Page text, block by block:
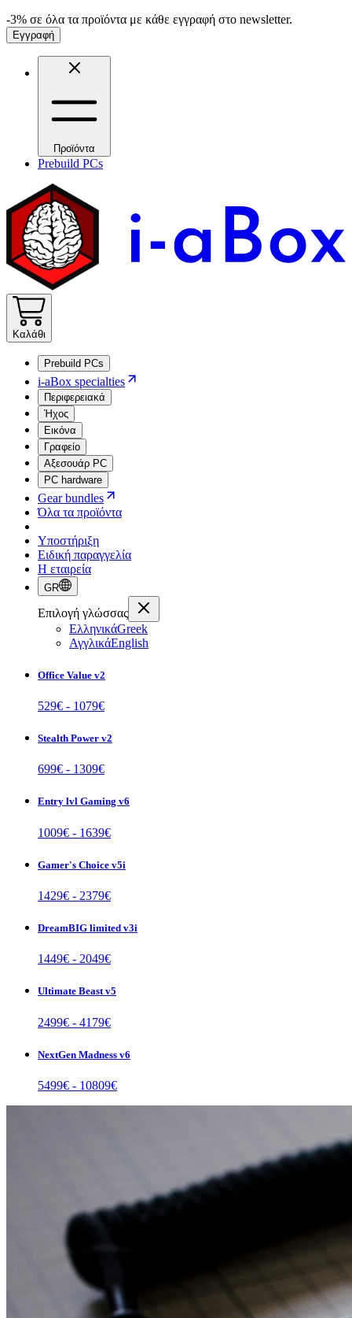
-3% σε όλα τα προϊόντα με κάθε εγγραφή στο newsletter.
Εγγραφή
Προϊόντα
Prebuild PCs
Καλάθι
Prebuild PCs
i-aBox specialties
Περιφερειακά
Ήχος
Εικόνα
Γραφείο
Αξεσουάρ PC
PC hardware
Gear bundles
Όλα τα προϊόντα
Υποστήριξη
Ειδική παραγγελία
Η εταιρεία
GR
Επιλογή γλώσσας
ΕλληνικάGreek
ΑγγλικάEnglish
Office Value v2
529€ - 1079€
Stealth Power v2
699€ - 1309€
Entry lvl Gaming v6
1009€ - 1639€
Gamer's Choice v5i
1429€ - 2379€
DreamBIG limited v3i
1449€ - 2049€
Ultimate Beast v5
2499€ - 4179€
NextGen Madness v6
5499€ - 10809€